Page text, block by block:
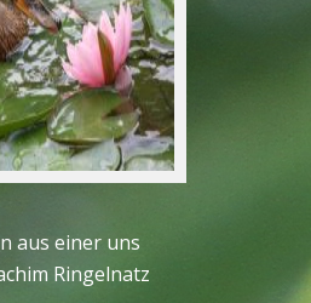
aus einer uns
Ringelnatz